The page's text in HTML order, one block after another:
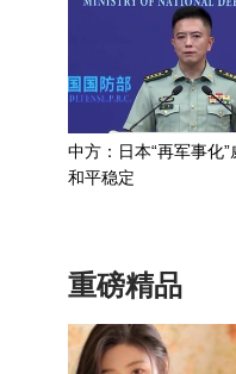
中方：日本“再军事化
和平稳定
重磅精品